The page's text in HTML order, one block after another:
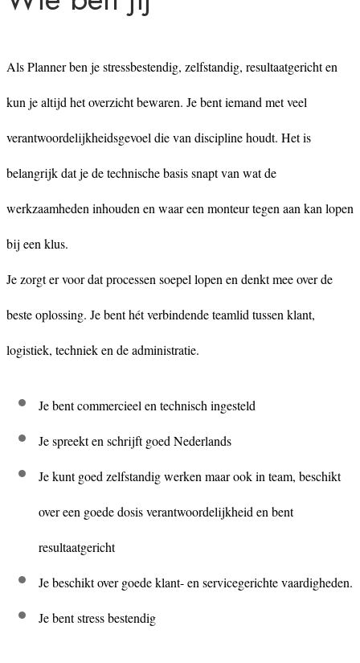
Als Planner ben je stressbestendig, zelfstandig, resultaatgericht en
kun je altijd het overzicht bewaren. Je bent iemand met veel
verantwoordelijkheidsgevoel die van discipline houdt. Het is
belangrijk dat je de technische basis snapt van wat de
werkzaamheden inhouden en waar een monteur tegen aan kan lopen
bij een klus.
Je zorgt er voor dat processen soepel lopen en denkt mee over de
beste oplossing. Je bent hét verbindende teamlid tussen klant,
logistiek, techniek en de administratie.
Je bent commercieel en technisch ingesteld
Je spreekt en schrijft goed Nederlands
Je kunt goed zelfstandig werken maar ook in team, beschikt
over een goede dosis verantwoordelijkheid en bent
resultaatgericht
Je beschikt over goede klant- en servicegerichte vaardigheden.
Je bent stress bestendig